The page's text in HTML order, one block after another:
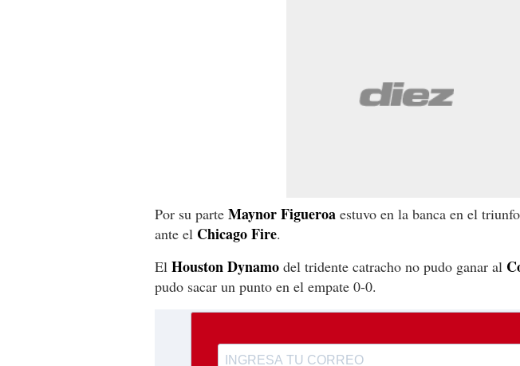
Por su parte Maynor Figueroa estuvo en la banca en el
ante el Chicago Fire.
El Houston Dynamo del tridente catracho no pudo ganar al
pudo sacar un punto en el empate 0-0.